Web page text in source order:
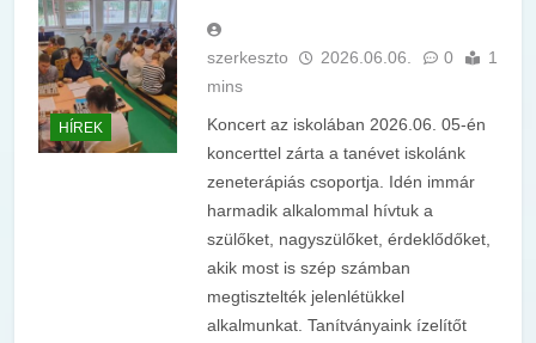
HÍREK
szerkeszto 2026.06.06. 0
1
mins
Koncert az iskolában 2026.06. 05-én
koncerttel zárta a tanévet iskolánk
zeneterápiás csoportja. Idén immár
harmadik alkalommal hívtuk a
szülőket, nagyszülőket, érdeklődőket,
akik most is szép számban
megtisztelték jelenlétükkel
alkalmunkat. Tanítványaink ízelítőt